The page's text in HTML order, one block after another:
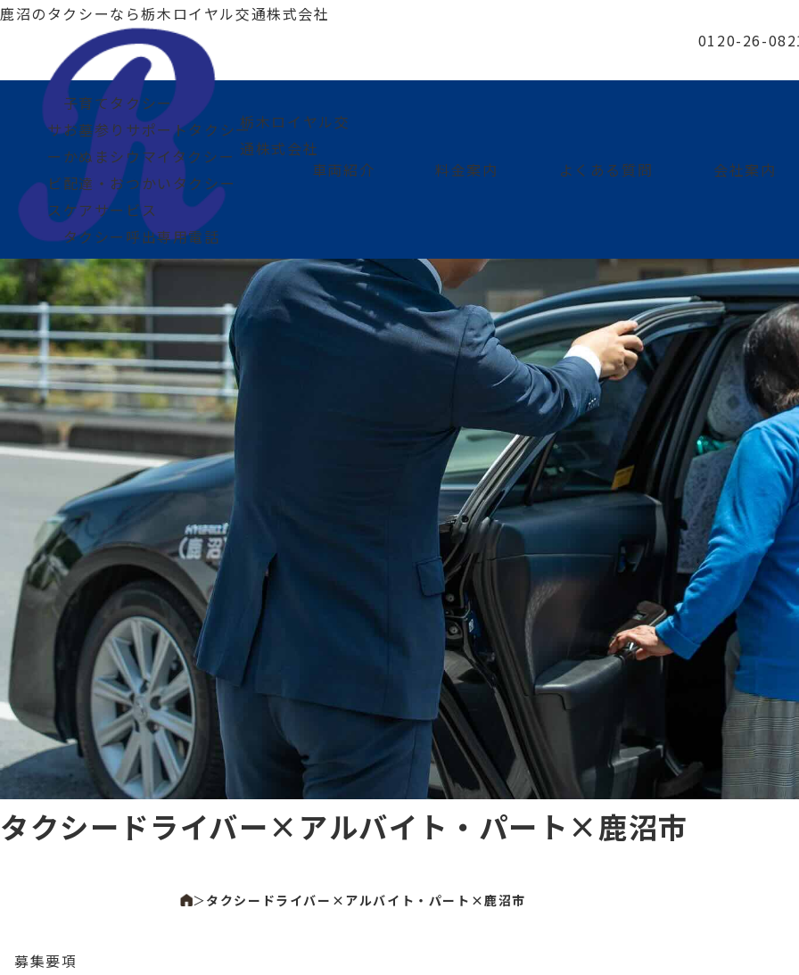
鹿沼のタクシーなら栃木ロイヤル交通株式会社
栃木ロイヤル交
通株式会社
0120-26-
サ
ー
ビ
ス
子育てタクシー
お墓参りサポートタクシー
かぬまシウマイタクシー
配達・おつかいタクシー
ケアサービス
タクシー呼出専用電話
車両紹介 料金案内 よくある質問 会社案内
タクシードライバー×アルバイト・パート×鹿沼市
＞タクシードライバー×アルバイト・パート×鹿沼市
募集要項